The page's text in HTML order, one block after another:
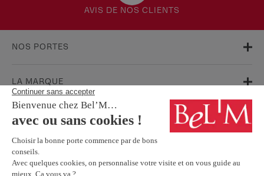
AVIS DE NOS CLIENTS
NOS PORTES
LA MARQUE
AIDE & SUPPORT
FAQ
Garanties
Service Après-Vente
BESOIN D'INFORMATIONS ? NOS CONSEILLERS SONT À VOTRE